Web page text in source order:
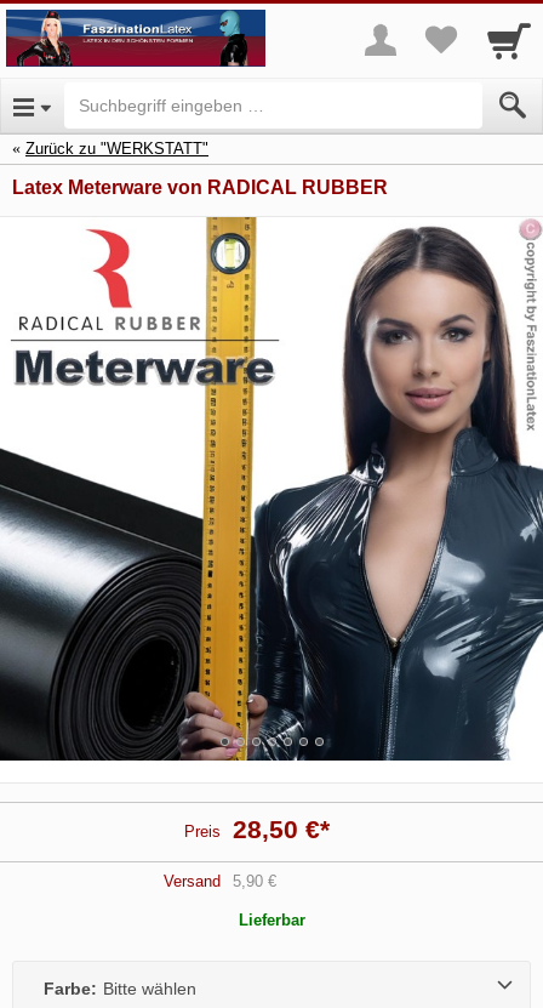
Zurück zu "WERKSTATT"
Latex Meterware von RADICAL RUBBER
Preis 28,50 €*
Versand 5,90 €
Lieferbar
Farbe: Bitte wählen